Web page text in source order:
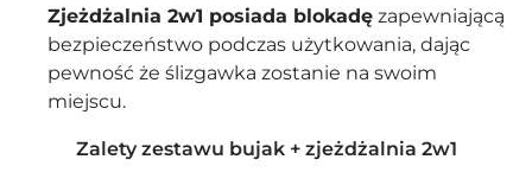
Zjeżdżalnia 2w1 posiada blokadę zapewniającą
bezpieczeństwo podczas użytkowania, dając
pewność że ślizgawka zostanie na swoim
miejscu.
Zalety zestawu bujak + zjeżdżalnia 2w1